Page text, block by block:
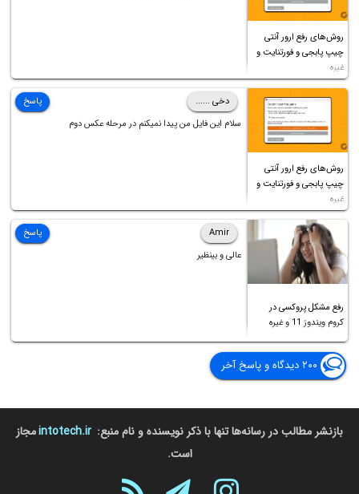
روش‌های رفع ارور آنتی
چیپ پابجی و فورتنایت و
غیره
روش‌های رفع ارور آنتی
چیپ پابجی و فورتنایت و
غیره
دخی ......
سلام این فایل من پیدا نمیکنم در مرحله عکس دوم
پاسخ
رفع مشکل پروکسی در
کروم ویندوز 11 و غیره
Amir
عالی و بینظیر
پاسخ
۲۰۰ دیدگاه و پاسخ آخر
بازنشر مطالب در رسانه‌ها تنها با ذکر نویسنده و نام منبع: intotech.irمجاز
است.